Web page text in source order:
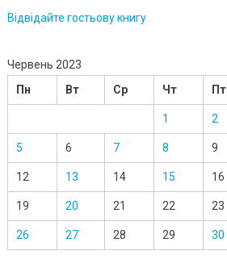
Відвідайте гостьову книгу
Червень 2023
Пн
Вт Ср Чт Пт
1 2
5 6 7 8 9
12 13 14 15 16
19 20 21 22 23
26 27 28 29 30